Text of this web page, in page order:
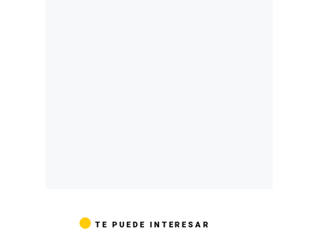
TE PUEDE INTERESAR